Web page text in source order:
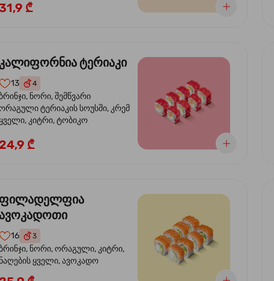
₾
კალიფორნია ტერიაკი
13 4
ნორი, შემწვარი
ტერიაკის სოუსში, კრემ
ყველი, კიტრი, ტობიკო
24,9 ₾
ფილადელფია
ავოკადოთი
16 3
ნორი, ორაგული, კიტრი,
ნაღების ყველი, ავოკადო